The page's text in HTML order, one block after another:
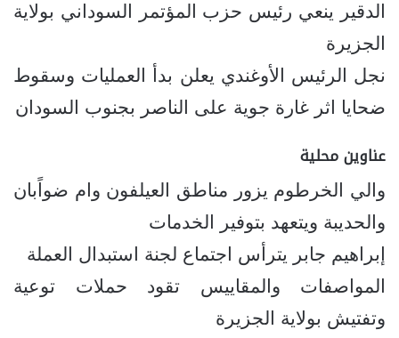
الدقير ينعي رئيس حزب المؤتمر السوداني بولاية
الجزيرة
نجل الرئيس الأوغندي يعلن بدأ العمليات وسقوط
ضحايا اثر غارة جوية على الناصر بجنوب السودان
عناوين محلية
والي الخرطوم يزور مناطق العيلفون وام ضواًبان
والحديبة ويتعهد بتوفير الخدمات
إبراهيم جابر يترأس اجتماع لجنة استبدال العملة
المواصفات والمقاييس تقود حملات توعية
وتفتيش بولاية الجزيرة